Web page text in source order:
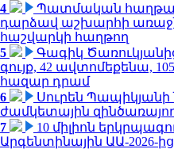
4
Պատմական
դարձավ աշխարհի
հաշվարկի հաղթող
5
Գագիկ
գույք, 42 ավտոմեքենա,
հազար դրամ
6
Սուրեն Պապիկյանի
ժամկետային
7
10 միլիոն
Արգենտինային ԱԱ-2026-ից